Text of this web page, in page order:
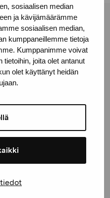
sosiaalisen median
ja kävijämäärämme
sosiaalisen median,
kumppaneillemme tietoja
Kumppanimme voivat
tietoihin, joita olet antanut
olet käyttänyt heidän